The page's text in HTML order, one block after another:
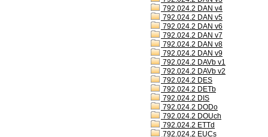
792.024.2 DAN v4
792.024.2 DAN v5
792.024.2 DAN v6
792.024.2 DAN v7
792.024.2 DAN v8
792.024.2 DAN v9
792.024.2 DAVb v1
792.024.2 DAVb v2
792.024.2 DES
792.024.2 DETb
792.024.2 DIS
792.024.2 DODo
792.024.2 DOUch
792.024.2 ETTd
792.024.2 EUCs